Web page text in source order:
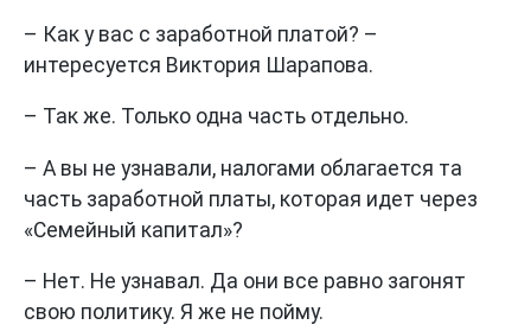
– Как у вас с заработной платой? –
интересуется Виктория Шарапова.
– Так же. Только одна часть отдельно.
– А вы не узнавали, налогами облагается та
часть заработной платы, которая идет через
«Семейный капитал»?
– Нет. Не узнавал. Да они все равно загонят
свою политику. Я же не пойму.